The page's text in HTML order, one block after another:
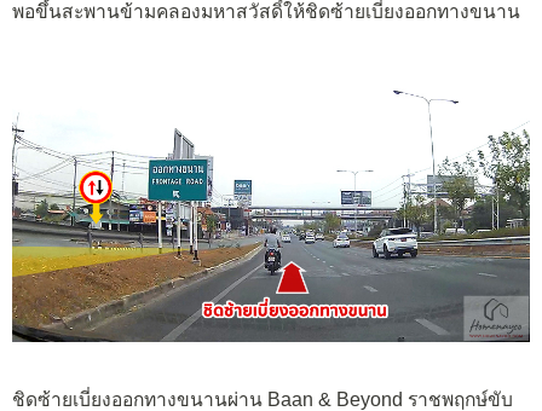
พอขึ้นสะพานข้ามคลองมหาสวัสดิ์ให้ชิดซ้ายเบี่ยงออกทางขนาน
ชิดซ้ายเบี่ยงออกทางขนานผ่าน Baan & Beyond ราชพฤกษ์ขับ